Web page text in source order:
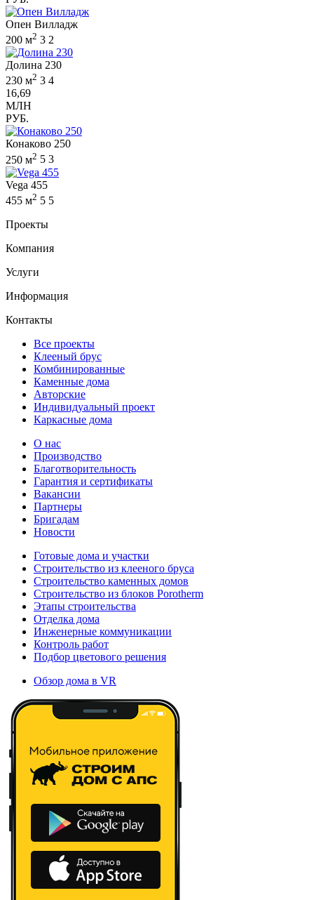
Опен Вилладж
200 м2 3 2
Долина 230
230 м2 3 4
16,69
МЛН
РУБ.
Конаково 250
250 м2 5 3
Vega 455
455 м2 5 5
Проекты
Компания
Услуги
Информация
Контакты
Все проекты
Клееный брус
Комбинированные
Каменные дома
Авторские
Индивидуальный проект
Каркасные дома
О нас
Производство
Благотворительность
Гарантия и сертификаты
Вакансии
Партнеры
Бригадам
Новости
Готовые дома и участки
Строительство из клееного бруса
Строительство каменных домов
Строительство из блоков Porotherm
Этапы строительства
Отделка дома
Инженерные коммуникации
Контроль работ
Подбор цветового решения
Обзор дома в VR